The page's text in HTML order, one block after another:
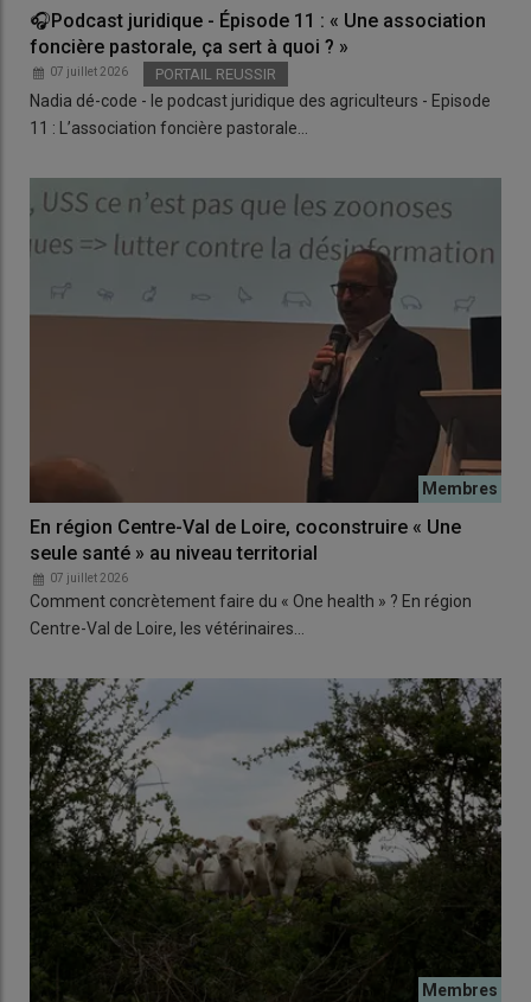
🎧Podcast juridique - Épisode 11 : « Une association
foncière pastorale, ça sert à quoi ? »
07 juillet 2026 PORTAIL REUSSIR
Nadia dé-code - le podcast juridique des agriculteurs - Episode
11 : L’association foncière pastorale…
En région Centre-Val de Loire, coconstruire « Une
seule santé » au niveau territorial
07 juillet 2026
Comment concrètement faire du « One health » ? En région
Centre-Val de Loire, les vétérinaires…